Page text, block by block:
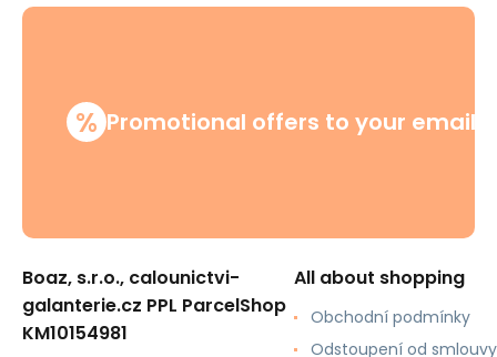
% Promotional offers to your email
Boaz, s.r.o., calounictvi-
galanterie.cz PPL ParcelShop
KM10154981
All about shopping
Obchodní podmínky
Odstoupení od smlouvy